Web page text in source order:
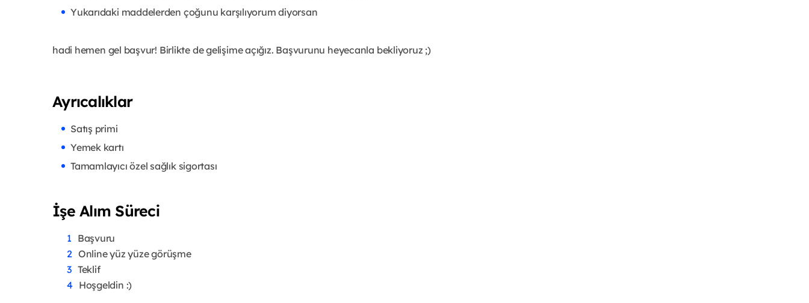
Yukarıdaki maddelerden çoğunu karşılıyorum diyorsan
hadi hemen gel başvur! Birlikte de gelişime açığız. Başvurunu heyecanla bekliyoruz ;)
Ayrıcalıklar
Satış primi
Yemek kartı
Tamamlayıcı özel sağlık sigortası
İşe Alım Süreci
Başvuru
Online yüz yüze görüşme
Teklif
Hoşgeldin :)